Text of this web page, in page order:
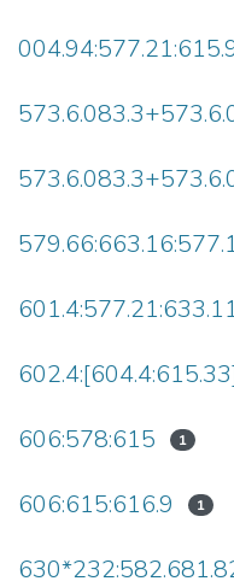
606:578:615 1
606:615:616.9 1